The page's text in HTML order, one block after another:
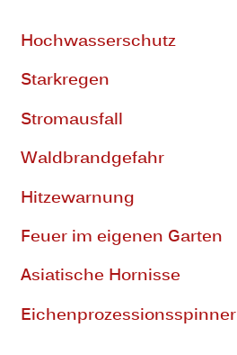
Hochwasserschutz
Starkregen
Stromausfall
Waldbrandgefahr
Hitzewarnung
Feuer im eigenen Garten
Asiatische Hornisse
Eichenprozessionsspinner